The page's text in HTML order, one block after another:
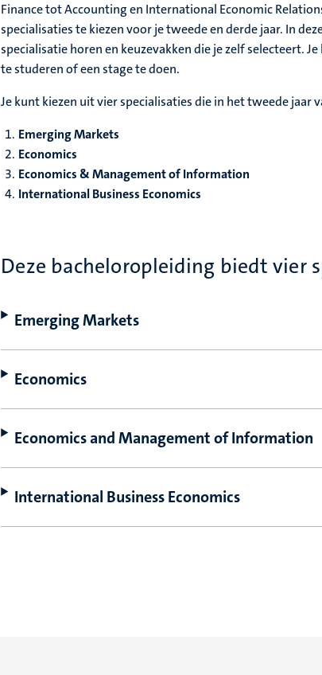
Finance tot Accounting en International Economic
specialisaties te kiezen voor je tweede en derde jaar. In
specialisatie horen en keuzevakken die je zelf selecteert.
te studeren of een stage te doen.
Je kunt kiezen uit vier specialisaties die in het tweede jaar
Emerging Markets
Economics
Economics & Management of Information
International Business Economics
Deze bacheloropleiding biedt vier
Emerging Markets
Economics
Economics and Management of Information
International Business Economics